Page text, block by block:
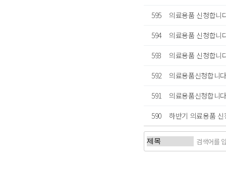
595
의료용품 신청합니
594
의료용품 신청합니
593
의료용품 신청합니
592
의료용품신청합니다
591
의료용품신청합니다
590
하반기 의료용품 신